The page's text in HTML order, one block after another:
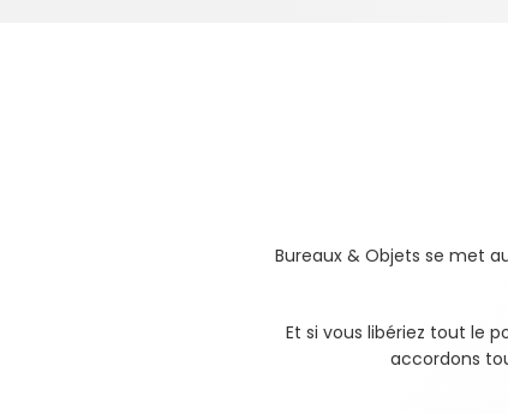
Bureaux & Objets se met
Et si vous libériez tout le
accordons